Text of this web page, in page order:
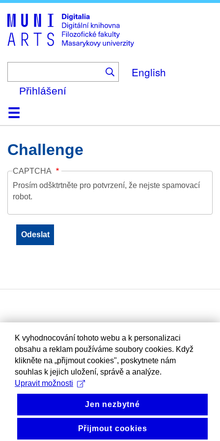
to
main
content
English
Přihlášení
DomůKolekce
Prohlížení
Vyhledávání
O platformě
Nápověda
KontaktDigitalia
Challenge
CAPTCHA
Prosím odšktrtněte pro potvrzení, že nejste spamovací
robot.
K vyhodnocování tohoto webu a k personalizaci
obsahu a reklam používáme soubory cookies. Když
klikněte na „přijmout cookies", poskytnete nám
souhlas k jejich uložení, správě a analýze.
Upravit možnosti
Jen nezbytné
Přijmout cookies